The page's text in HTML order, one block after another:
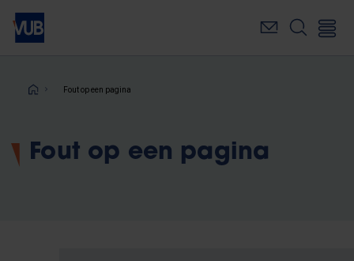
Overslaan
naar
inhoudKruimelpad
Fout op een pagina
Fout op een pagina